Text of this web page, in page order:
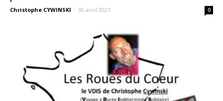
Christophe CYWINSKI - 30 avril 2021 0